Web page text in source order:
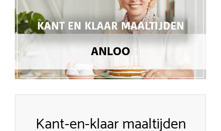
Kant-en-klaar maaltijden